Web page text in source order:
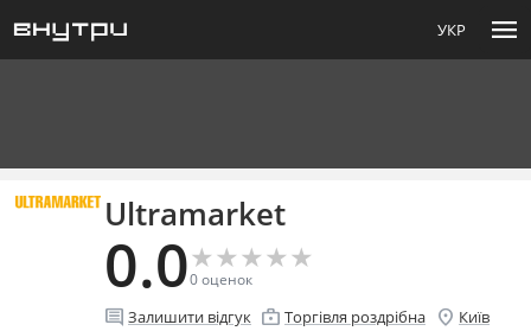
УКР menu
Ultramarket
0.0★
★★
★★
★★
★★
★
0оценок
comment Залишити відгук enterprise Торгівля роздрібна location_on Київ